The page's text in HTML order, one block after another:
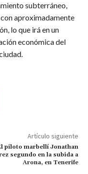
subterráneo,
aproximadamente
lo que irá en un
económica del
Artículo siguiente
piloto marbellí Jonathan
segundo en la subida a
Arona, en Tenerife